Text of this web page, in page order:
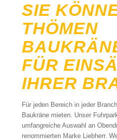
SIE
THÖMEN
FÜR
IHRER
Für jeden Bereich in jeder
Baukräne mieten. Unser
umfangreiche Auswahl an
renommierten Marke Liebherr.